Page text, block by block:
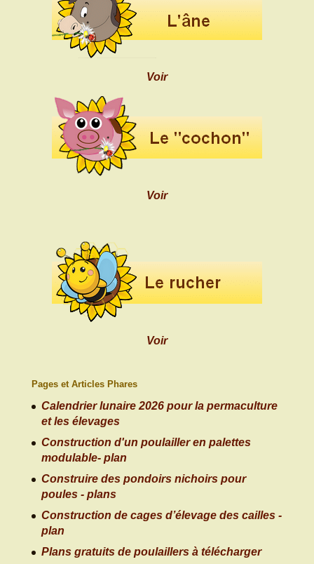
Voir
Voir
Voir
Pages et Articles Phares
Calendrier lunaire 2026 pour la permaculture
et les élevages
Construction d'un poulailler en palettes
modulable- plan
Construire des pondoirs nichoirs pour
poules - plans
Construction de cages d’élevage des cailles -
plan
Plans gratuits de poulaillers à télécharger